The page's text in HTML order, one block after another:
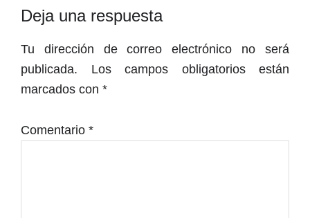
Interacciones
con
los
lectores
Deja una respuesta
Tu dirección de correo electrónico no será
publicada.
Los campos obligatorios están
marcados con *
Comentario *